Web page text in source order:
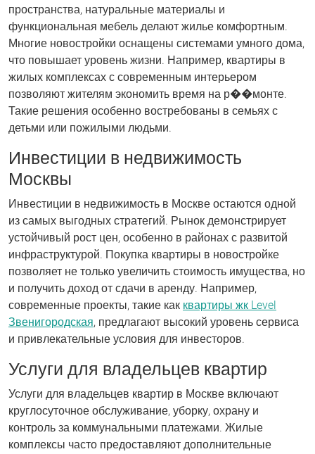
пространства, натуральные материалы и
функциональная мебель делают жилье комфортным.
Многие новостройки оснащены системами умного дома,
что повышает уровень жизни. Например, квартиры в
жилых комплексах с современным интерьером
позволяют жителям экономить время на р��монте.
Такие решения особенно востребованы в семьях с
детьми или пожилыми людьми.
Инвестиции в недвижимость
Москвы
Инвестиции в недвижимость в Москве остаются одной
из самых выгодных стратегий. Рынок демонстрирует
устойчивый рост цен, особенно в районах с развитой
инфраструктурой. Покупка квартиры в новостройке
позволяет не только увеличить стоимость имущества, но
и получить доход от сдачи в аренду. Например,
современные проекты, такие как квартиры жк Level
Звенигородская, предлагают высокий уровень сервиса
и привлекательные условия для инвесторов.
Услуги для владельцев квартир
Услуги для владельцев квартир в Москве включают
круглосуточное обслуживание, уборку, охрану и
контроль за коммунальными платежами. Жилые
комплексы часто предоставляют дополнительные